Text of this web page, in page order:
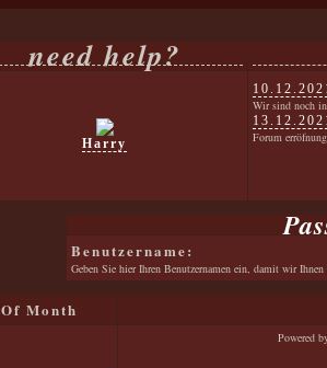
need help?
Harry
Wir sind noch
Forum
Benutzername:
Geben Sie hier Ihren Benutzernamen ein, damit wir
Of Month
Powered